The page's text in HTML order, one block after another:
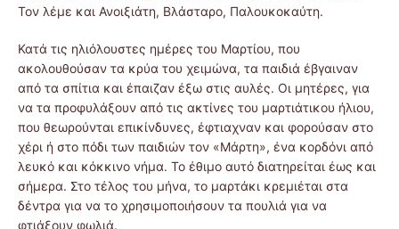
Τον λέμε και Ανοιξιάτη, Βλάσταρο, Παλουκοκαύτη.
Κατά τις ηλιόλουστες ημέρες του Μαρτίου, που
ακολουθούσαν τα κρύα του χειμώνα, τα παιδιά έβγαιναν
από τα σπίτια και έπαιζαν έξω στις αυλές. Οι μητέρες, για
να τα προφυλάξουν από τις ακτίνες του μαρτιάτικου ήλιου,
που θεωρούνται επικίνδυνες, έφτιαχναν και φορούσαν στο
χέρι ή στο πόδι των παιδιών τον «Μάρτη», ένα κορδόνι από
λευκό και κόκκινο νήμα. Το έθιμo αυτό διατηρείται έως και
σήμερα. Στο τέλος του μήνα, το μαρτάκι κρεμιέται στα
δέντρα για να το χρησιμοποιήσουν τα πουλιά για να
φτιάξουν φωλιά.